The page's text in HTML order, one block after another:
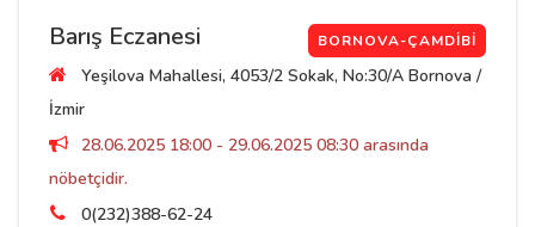
Barış Eczanesi BORNOVA-ÇAMDIBI
Yeşilova Mahallesi, 4053/2 Sokak, No:30/A Bornova /
İzmir
28.06.2025 18:00 - 29.06.2025 08:30 arasında
nöbetçidir.
0(232)388-62-24